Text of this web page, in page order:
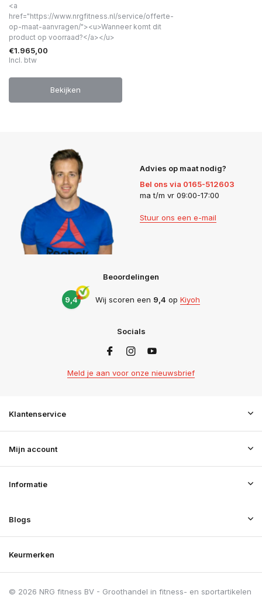
<a
href="https://www.nrgfitness.nl/service/offerte-
op-maat-aanvragen/"><u>Wanneer komt dit
product op voorraad?</a></u>
€1.965,00
Incl. btw
Bekijken
Advies op maat nodig?
Bel ons via 0165-512603
ma t/m vr 09:00-17:00
Stuur ons een e-mail
Beoordelingen
9,4 Wij scoren een 9,4 op Kiyoh
Socials
Meld je aan voor onze nieuwsbrief
Klantenservice
Mijn account
Informatie
Blogs
Keurmerken
© 2026 NRG fitness BV - Groothandel in fitness- en sportartikelen